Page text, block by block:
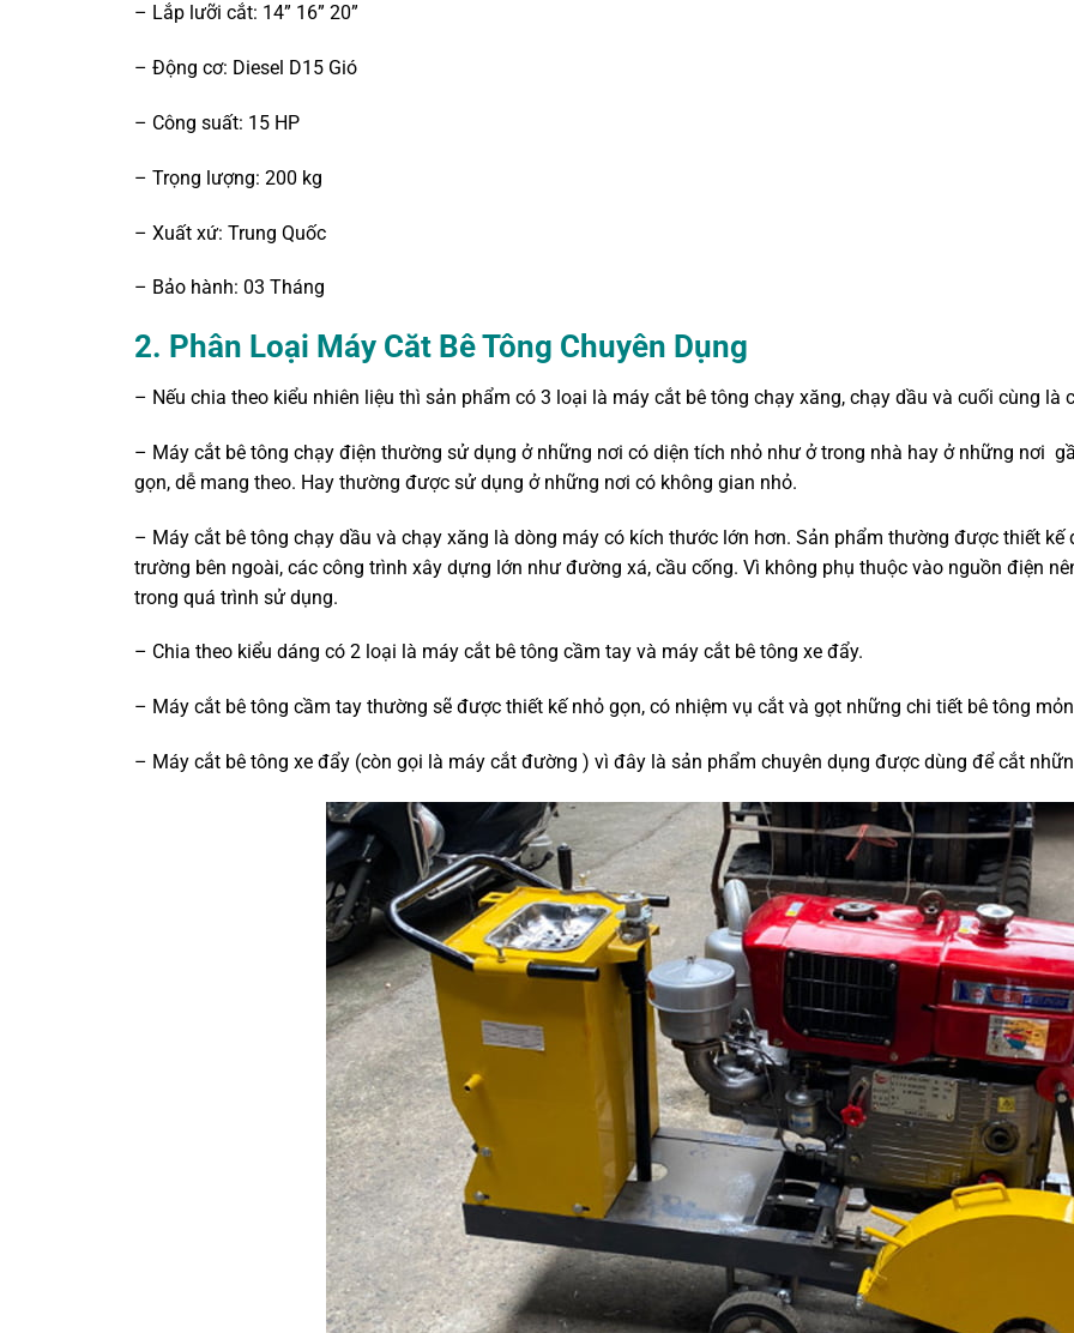
– Lắp lưỡi cắt: 14” 16” 20”
– Động cơ: Diesel D15 Gió
– Công suất: 15 HP
– Trọng lượng: 200 kg
– Xuất xứ: Trung Quốc
– Bảo hành: 03 Tháng
2. Phân Loại Máy Căt Bê Tông Chuyên Dụng
– Nếu chia theo kiểu nhiên liệu thì sản phẩm có 3 loại là máy cắt bê tông chạy xăng, chạy dầu và cuối cùng là
– Máy cắt bê tông chạy điện thường sử dụng ở những nơi có diện tích nhỏ như ở trong nhà hay ở những nơi
gọn, dễ mang theo. Hay thường được sử dụng ở những nơi có không gian nhỏ.
– Máy cắt bê tông chạy dầu và chạy xăng là dòng máy có kích thước lớn hơn. Sản phẩm thường được thiết
trường bên ngoài, các công trình xây dựng lớn như đường xá, cầu cống. Vì không phụ thuộc vào nguồn điện
trong quá trình sử dụng.
– Chia theo kiểu dáng có 2 loại là máy cắt bê tông cầm tay và máy cắt bê tông xe đẩy.
– Máy cắt bê tông cầm tay thường sẽ được thiết kế nhỏ gọn, có nhiệm vụ cắt và gọt những chi tiết bê tông
– Máy cắt bê tông xe đẩy (còn gọi là máy cắt đường ) vì đây là sản phẩm chuyên dụng được dùng để cắt